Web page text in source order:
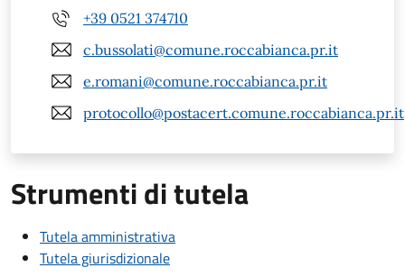
+39 0521 374710
c.bussolati@comune.roccabianca.pr.it
e.romani@comune.roccabianca.pr.it
protocollo@postacert.comune.roccabianca.pr.it
Strumenti di tutela
Tutela amministrativa
Tutela giurisdizionale